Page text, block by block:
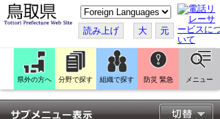
こ
の
ペ
ー
ジ
翻
訳
す
る
読み上げ 大 元
県外の方へ 分野で探す 組織で探す 防災 緊急 メニュー